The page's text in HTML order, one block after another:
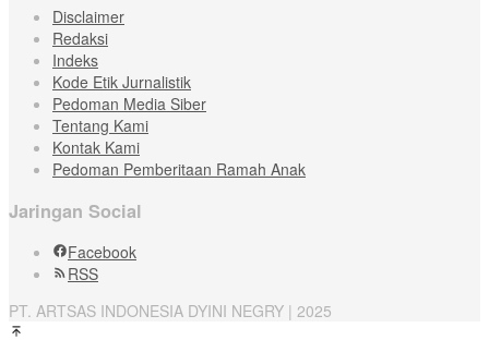
Disclaimer
Redaksi
Indeks
Kode Etik Jurnalistik
Pedoman Media Siber
Tentang Kami
Kontak Kami
Pedoman Pemberitaan Ramah Anak
Jaringan Social
Facebook
RSS
PT. ARTSAS INDONESIA DYINI NEGRY | 2025